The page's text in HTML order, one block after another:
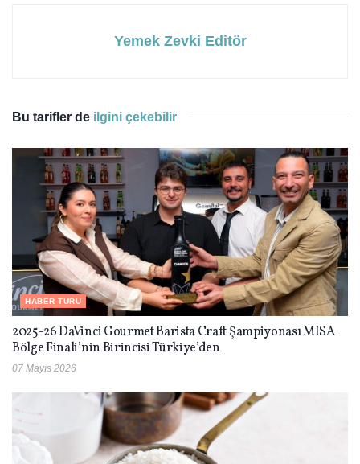
Yemek Zevki Editör
Bu tarifler de ilgini çekebilir
HABER TURU
2025-26 DaVinci Gourmet Barista Craft Şampiyonası MISA
Bölge Finali’nin Birincisi Türkiye’den
07 Mayıs 2026